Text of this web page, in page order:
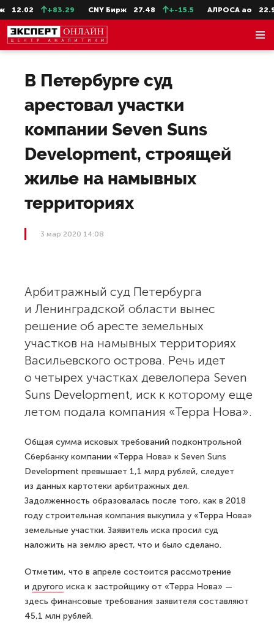
+83.29 CNY Бирж 27.48 +-15.5 АЛРОСА ао 22.99
В Петербурге суд
арестовал участки
компании Seven Suns
Development, строящей
жилье на намывных
территориях
3 мар 2020 14:08
Арбитражный суд Петербурга
и Ленинградской области вынес
решение об аресте земельных
участков на намывных территориях
Васильевского острова. Речь идет
о четырех участках девелопера Seven
Suns Development, иск к которому еще
летом подала компания «Терра Нова».
Общая сумма исковых требований подконтрольной
Сбербанку компании «Терра Нова» к Seven Suns
Development превышает 1,1 млрд рублей, следует
из данных картотеки арбитражных дел.
Задолженность образовалась после того, как в 2018
году строительная компания выкупила у «Терра Нова»
земельные участки. Заявитель иска просил суд
наложить на землю арест, что и было сделано.
Отметим, что в апреле состоится рассмотрение
и другого иска к застройщику от «Терра Нова» —
здесь финансовые требования заявителя составляют
45,1 млн рублей.